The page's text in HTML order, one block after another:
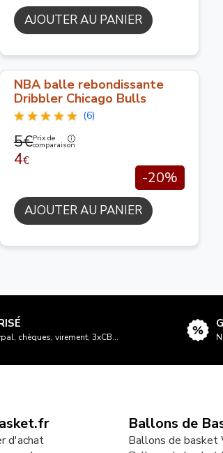
AJOUTER AU PANIER
NBA balle rebondissante
Dribbler Chicago Bulls
(6)
5€Prix de
comparaison
4€
-20%
AJOUTER AU PANIER
chèques, virement, 3xCB...
d'achat
Ballons de
Ballons de basket